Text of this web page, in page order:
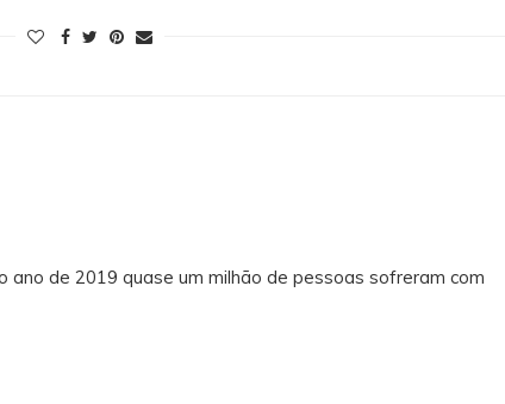
ano de 2019 quase um milhão de pessoas sofreram com